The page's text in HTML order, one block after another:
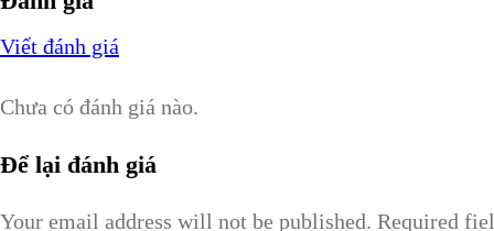
Viết đánh giá
Chưa có đánh giá nào.
Để lại đánh giá
Your email address will not be published. Required